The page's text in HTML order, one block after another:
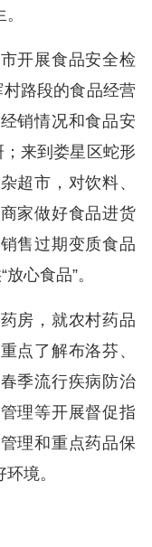
开展食品安全检
路段的食品经营
销情况和食品安
；来到娄星区蛇形
超市，对饮料、
家做好食品进货
售过期变质食品
心食品”。
房，就农村药品
点了解布洛芬、
季流行疾病防治
理等开展督促指
理和重点药品保
境。